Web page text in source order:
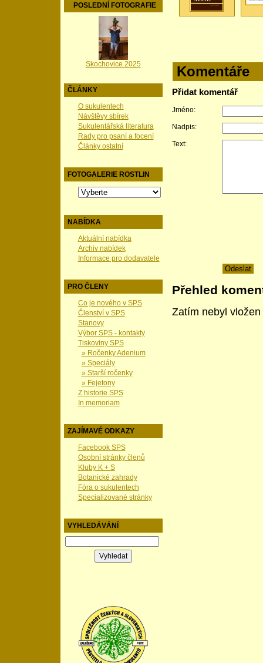
POSLEDNÍ FOTOGRAFIE
Skochovice 2025
ČLÁNKY
O sukulentech
Návštěvy sbírek
Sukulentářská literatura
Rady pro psaní a focení
Články ostatní
FOTOGALERIE ROSTLIN
NABÍDKA
Aktuální nabídka
Archiv nabídek
Informace pro dodavatele
PRO ČLENY
Co je nového v SPS
Členství v SPS
Stanovy
Výbor SPS - kontakty
Tiskoviny SPS
» Ročenky Adenium
» Speciály
» Starší ročenky
» Fejetony
Z historie SPS
In memoriam
ZAJÍMAVÉ ODKAZY
Facebook SPS
Osobní stránky členů
Kluby K + S
Botanické zahrady
Fóra o sukulentech
Specializované stránky
VYHLEDÁVÁNÍ
Komentáře
Přidat komentář
Jméno:
Nadpis:
Text:
Přehled
Zatím nebyl